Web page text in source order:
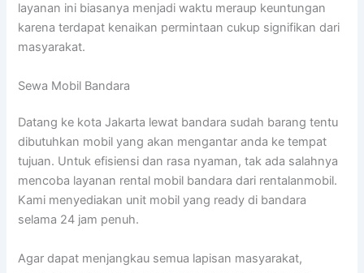
layanan ini biasanya menjadi waktu meraup keuntungan
karena terdapat kenaikan permintaan cukup signifikan dari
masyarakat.
Sewa Mobil Bandara
Datang ke kota Jakarta lewat bandara sudah barang tentu
dibutuhkan mobil yang akan mengantar anda ke tempat
tujuan. Untuk efisiensi dan rasa nyaman, tak ada salahnya
mencoba layanan rental mobil bandara dari rentalanmobil.
Kami menyediakan unit mobil yang ready di bandara
selama 24 jam penuh.
Agar dapat menjangkau semua lapisan masyarakat,